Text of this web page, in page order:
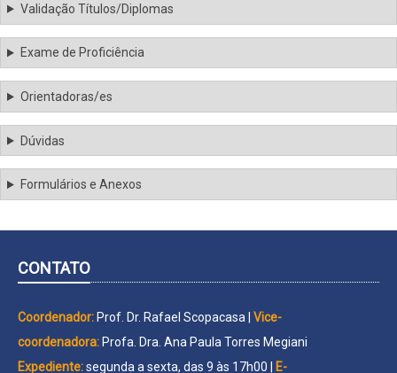
Validação Títulos/Diplomas
Exame de Proficiência
Orientadoras/es
Dúvidas
Formulários e Anexos
CONTATO
Coordenador: Prof. Dr. Rafael Scopacasa | Vice-
coordenadora: Profa. Dra. Ana Paula Torres Megiani
Expediente:segunda a sexta, das 9 às 17h00 | E-